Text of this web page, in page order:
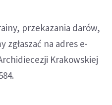
przekazania darów,
na adres e-
Krakowskiej